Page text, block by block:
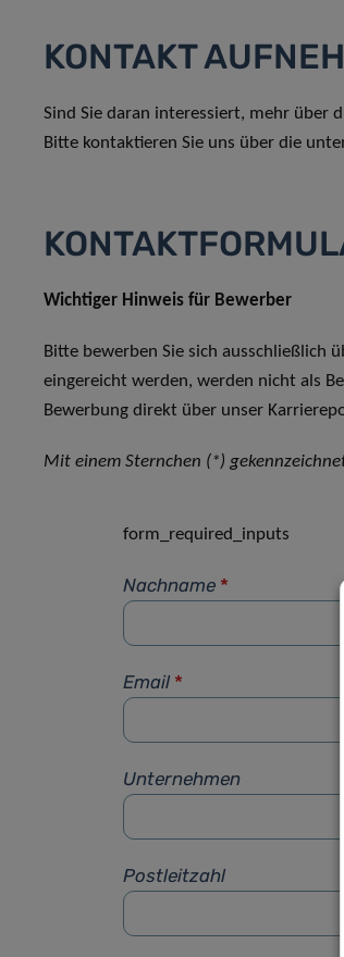
KONTAKT
Sind Sie daran interessiert, mehr über
Bitte kontaktieren Sie uns über die
Wichtiger Hinweis für Bewerber
Bitte bewerben Sie sich ausschließlich
eingereicht werden, werden nicht als
Bewerbung direkt über unser
Mit einem Sternchen (*)
form_required_inputs
Nachname *
Email *
Unternehmen
Postleitzahl